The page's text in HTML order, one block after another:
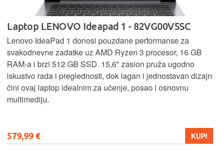
Laptop LENOVO Ideapad 1 - 82VG00V5SC
Lenovo IdeaPad 1 donosi pouzdane performanse za
svakodnevne zadatke uz AMD Ryzen 3 procesor, 16 GB
RAM-a i brzi 512 GB SSD. 15,6" zaslon pruža ugodno
iskustvo rada i preglednosti, dok lagan i jednostavan dizajn
čini ovaj laptop idealnim za učenje, posao i osnovnu
multimediju.
579,99 € KUPI